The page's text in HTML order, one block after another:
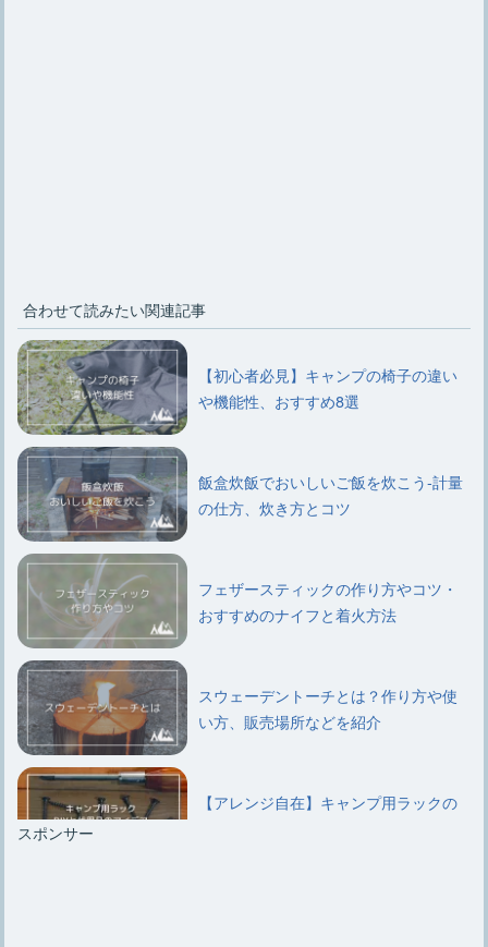
合わせて読みたい関連記事
【初心者必見】キャンプの椅子の違い
や機能性、おすすめ8選
飯盒炊飯でおいしいご飯を炊こう-計量
の仕方、炊き方とコツ
フェザースティックの作り方やコツ・
おすすめのナイフと着火方法
スウェーデントーチとは？作り方や使
い方、販売場所などを紹介
【アレンジ自在】キャンプ用ラックの
スポンサー